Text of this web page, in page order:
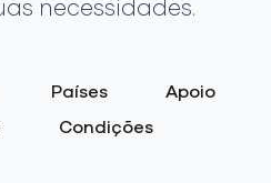
necessidades.
Países
Apoio
Condições